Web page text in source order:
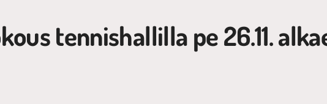
tennishallilla pe 26.11.